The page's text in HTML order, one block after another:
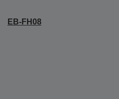
EB-FH08